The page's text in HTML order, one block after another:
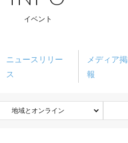
イベント
ニュースリリー
ス
メディア
報
地域とオンライン